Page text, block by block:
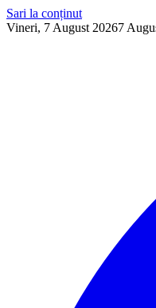
Sari la conținut
Vineri, 7 August 20267